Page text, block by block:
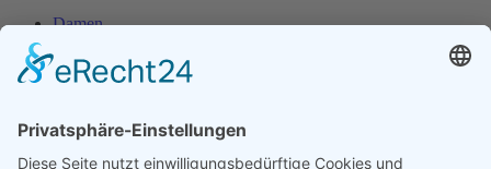
Damen
Herren
Herren 30
Unsere Jugend